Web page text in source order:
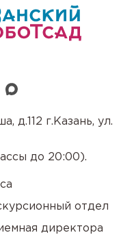
д.112 г.Казань, ул.
до 20:00).
отдел
директора